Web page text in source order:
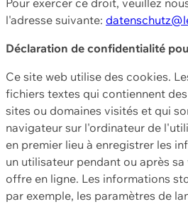
l'adresse suivante:
Déclaration de confidentialité
Ce site web utilise des cookies.
fichiers textes qui contiennent
sites ou domaines visités et qui
navigateur sur l'ordinateur de
en premier lieu à enregistrer les
un utilisateur pendant ou après
offre en ligne. Les informations
par exemple, les paramètres de